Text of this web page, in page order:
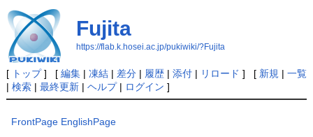
Fujita
https://flab.k.hosei.ac.jp/pukiwiki/?Fujita
[ トップ] [ 編集| 凍結| 差分| 履歴| 添付| リロード ] [ 新規 | 一覧
| 検索| 最終更新| ヘルプ| ログイン ]
FrontPage EnglishPage